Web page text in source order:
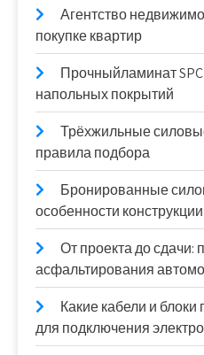
Агентство
покупке квартир
Прочныйламинат
напольных покрытий
Трёхжильные
правила подбора
Бронированные
особенности
От проекта до сдачи:
асфальтирования
Какие кабели и
для подключения